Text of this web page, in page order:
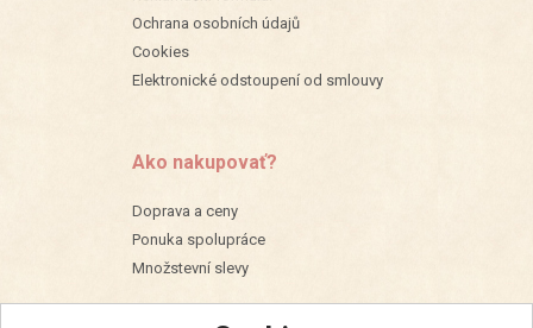
Ochrana osobních údajů
Cookies
Elektronické odstoupení od smlouvy
Ako nakupovať?
Doprava a ceny
Ponuka spolupráce
Množstevní slevy